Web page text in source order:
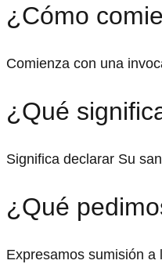
¿Cómo
Comienza con una
¿Qué
Significa declarar Su
¿Qué
Expresamos sumisión